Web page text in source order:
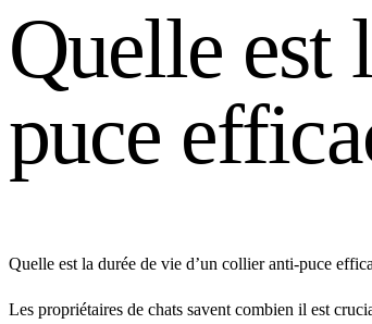
Quelle est
puce
Quelle est la durée de vie d’un collier anti-puce
Les propriétaires de chats savent combien il est